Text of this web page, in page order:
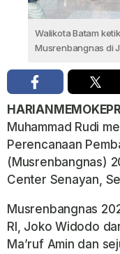
Walikota Batam
Musrenbangnas di
Muhammad Rudi
Perencanaan
(Musrenbangnas)
Center Senayan,
Musrenbangnas
RI, Joko Widodo
Ma’ruf Amin dan